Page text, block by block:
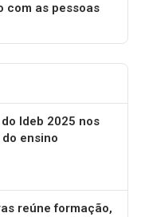
com as pessoas
Ideb 2025 nos
ensino
reúne formação,